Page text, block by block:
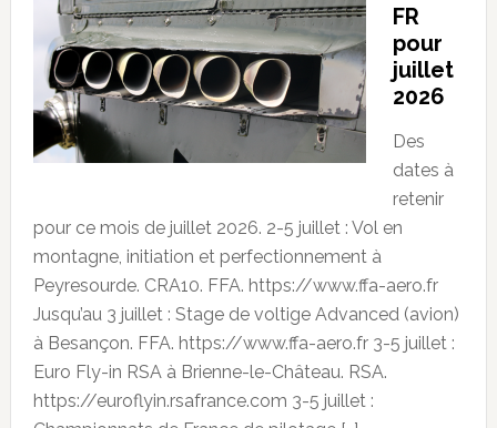
FR
pour
juillet
2026
Des
dates à
retenir
pour ce mois de juillet 2026. 2-5 juillet : Vol en
montagne, initiation et perfectionnement à
Peyresourde. CRA10. FFA. https://www.ffa-aero.fr
Jusqu’au 3 juillet : Stage de voltige Advanced (avion)
à Besançon. FFA. https://www.ffa-aero.fr 3-5 juillet :
Euro Fly-in RSA à Brienne-le-Château. RSA.
https://euroflyin.rsafrance.com 3-5 juillet :